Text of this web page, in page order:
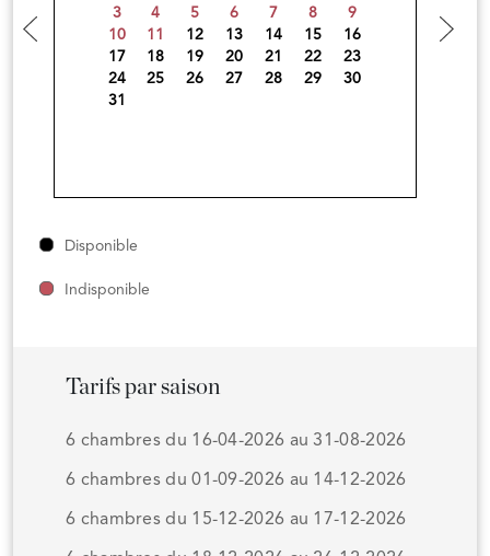
3
4 5 6 7 8
9
10
11 12 13 14 15
16
17
18 19 20 21 22
23
24
25 26 27 28 29
30
31
Disponible
Indisponible
Tarifs par saison
6 chambres du 16-04-2026 au 31-08-2026
6 chambres du 01-09-2026 au 14-12-2026
6 chambres du 15-12-2026 au 17-12-2026